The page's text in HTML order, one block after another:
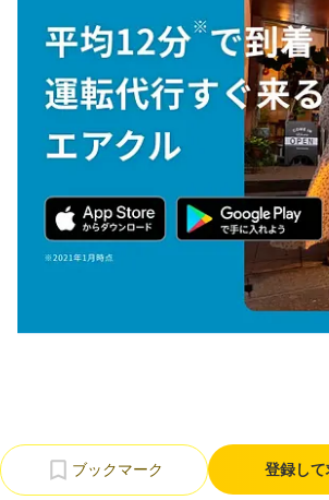
大学発スタートアップ
導入事例
お問い合わせ
法人向け資料ダウンロー
/採用検討企業様へ
登録し